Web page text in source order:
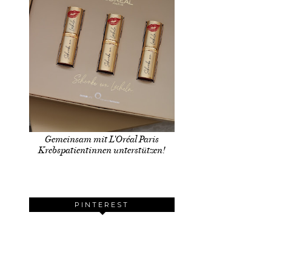
Gemeinsam mit L'Oréal Paris
Krebspatientinnen unterstützen!
PINTEREST